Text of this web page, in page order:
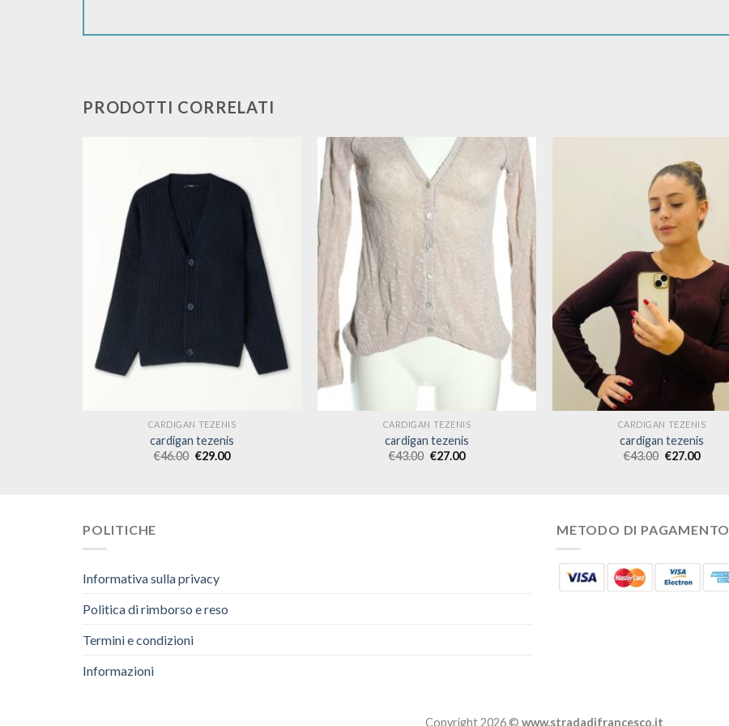
PRODOTTI CORRELATI
CARDIGAN TEZENIS
cardigan tezenis
€46.00 €29.00
CARDIGAN TEZENIS
cardigan tezenis
€43.00 €27.00
CARDIGAN TEZENIS
cardigan tezenis
€43.00 €27.00
POLITICHE
Informativa sulla privacy
Politica di rimborso e reso
Termini e condizioni
Informazioni
METODO DI PAGAMENTO
Copyright 2026 © www.stradadifrancesco.it